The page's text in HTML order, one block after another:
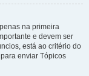
na primeira
e devem ser
está ao critério do
enviar Tópicos